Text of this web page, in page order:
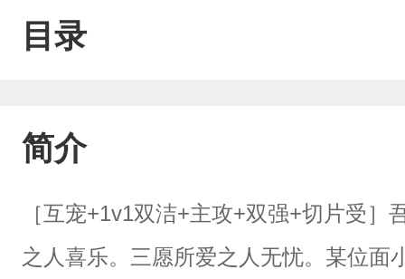
目录
简介
［互宠+1v1双洁+主攻+双强+切片受
之人喜乐。三愿所爱之人无忧。某位面